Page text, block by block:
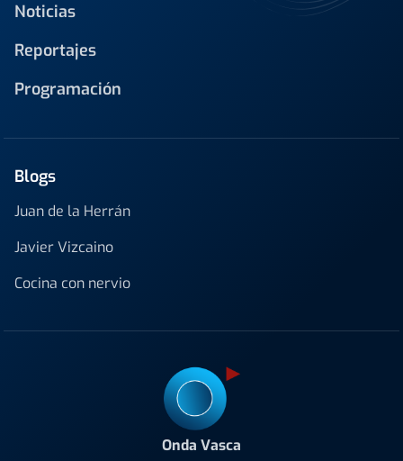
Noticias
Reportajes
Programación
Blogs
Juan de la Herrán
Javier Vizcaino
Cocina con nervio
Onda Vasca